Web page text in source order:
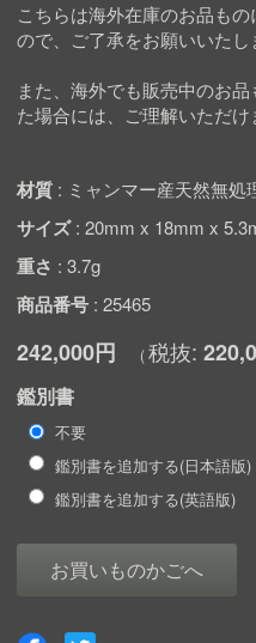
こちらは海外在庫のお品も
ので、ご了承をお願いいたし
また、海外でも販売中のお
た場合には、ご理解いただけ
材質 ミャンマー産天然無
サイズ 20mm x 18mm x
重さ 3.7g
商品番号 25465
242,000円
鑑別書
不要
鑑別書を追加する(日本語版)
鑑別書を追加する(英語版)
お買いものかごへ